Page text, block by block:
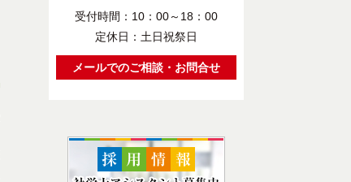
受付時間：10：00～18：00
定休日：土日祝祭日
メールでのご相談・お問合せ